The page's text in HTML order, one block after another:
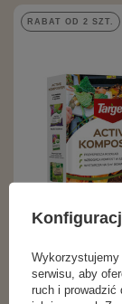
RABAT OD 2 SZT.
Active Komposter -
21,99 zł
Wykorzystujemy
serwisu, aby
ruch i prowadzić